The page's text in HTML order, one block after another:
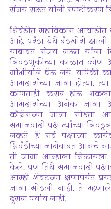
संजय राऊत यांनी स्पष्टीकरण
भिवंडीत महाविकास आघाडीत
आहे. परंडा येथे बंडखोरी
याबाबत संजय राऊत यांना
निवडणुकीच्या काळात
गांभीर्याने घेऊ नये. यापैकी
आमदारांच्या जागा होत्या.
कोणताही करार होऊ
आमदारांच्या अनेक जागा
काँग्रेसच्या जागा सोडता
समाजवादी पक्ष त्यांच्या
नव्हते. हे सर्व पक्षाच्या
भिवंडीच्या जागेबाबत आमचे
ती जागा आम्हाला मिळायला
केले. पण तिथे समाजवादी
आम्ही शेवटच्या क्षणापर्यंत
जागा सोडली नाही. ते
दुसरा पर्याय नाही.